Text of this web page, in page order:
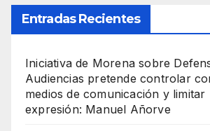
Entradas Recientes
Iniciativa de Morena sobre
Audiencias pretende controlar
medios de comunicación y limitar
expresión: Manuel Añorve